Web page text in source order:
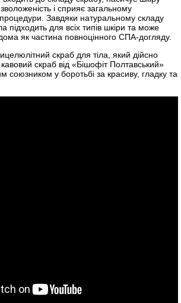
і сприяє загальному
Завдяки натуральному складу
підходить для всіх типів шкіри та може
як частина повноцінного СПА-догляду.
скраб для тіла, який дійсно
скраб від «Бішофіт Полтавський»
союзником у боротьбі за красиву, гладку та